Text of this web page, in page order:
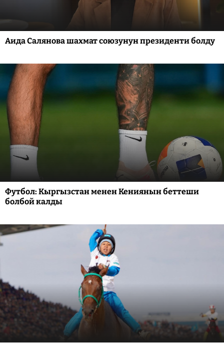
Аида Салянова шахмат союзунун президенти болду
Футбол: Кыргызстан менен Кениянын беттеши
болбой калды